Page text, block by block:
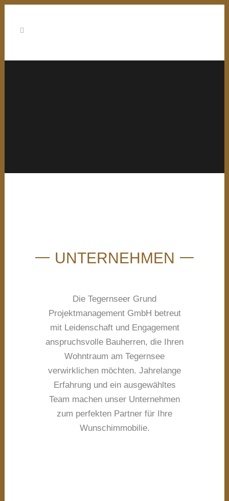
UNTERNEHMEN
Die Tegernseer Grund
Projektmanagement GmbH betreut
mit Leidenschaft und Engagement
anspruchsvolle Bauherren, die Ihren
Wohntraum am Tegernsee
verwirklichen möchten. Jahrelange
Erfahrung und ein ausgewähltes
Team machen unser Unternehmen
zum perfekten Partner für Ihre
Wunschimmobilie.